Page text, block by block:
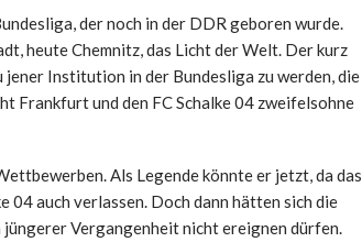
der noch in der DDR geboren wurde.
heute Chemnitz, das Licht der Welt. Der kurz
Institution in der Bundesliga zu werden, die
Frankfurt und den FC Schalke 04 zweifelsohne
Als Legende könnte er jetzt, da das
04 auch verlassen. Doch dann hätten sich die
Vergangenheit nicht ereignen dürfen.